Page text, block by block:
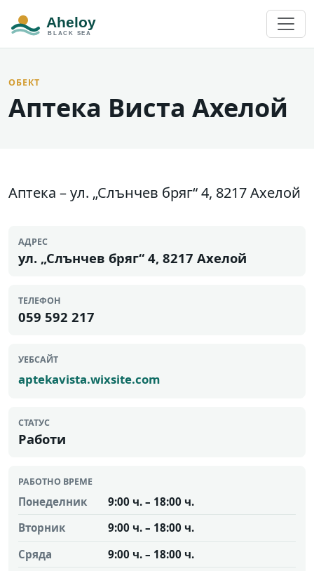
ОБЕКТ
Аптека Виста Ахелой
Аптека – ул. „Слънчев бряг“ 4, 8217 Ахелой
АДРЕС
ул. „Слънчев бряг“ 4, 8217 Ахелой
ТЕЛЕФОН
059 592 217
УЕБСАЙТ
aptekavista.wixsite.com
СТАТУС
Работи
РАБОТНО ВРЕМЕ
Понеделник
9:00 ч. – 18:00 ч.
Вторник
9:00 ч. – 18:00 ч.
Сряда
9:00 ч. – 18:00 ч.